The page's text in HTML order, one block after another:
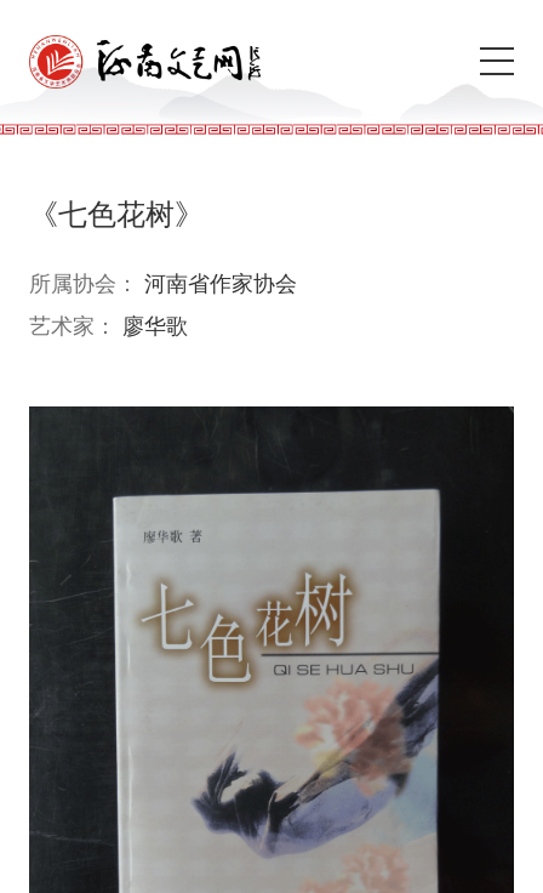
《七色花树》
所属协会： 河南省作家协会
艺术家： 廖华歌